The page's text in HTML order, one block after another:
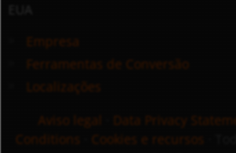
Empresa
Ferramentas de Conversão
Localizações
Aviso legal
Data Privacy
Conditions
Cookies e recursos